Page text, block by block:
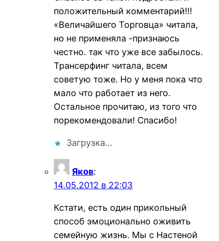
положительный комментарий!!!
«Величайшего Торговца» читала,
но не применяла -признаюсь
честно. так что уже все забылось.
Трансерфинг читала, всем
советую тоже. Но у меня пока что
мало что работает из него.
Остальное прочитаю, из того что
порекомендовали! Спасибо!
Загрузка…
Яков:
14.05.2012 в 22:03
Кстати, есть один прикольный
способ эмоционально оживить
семейную жизнь. Мы с Настеной